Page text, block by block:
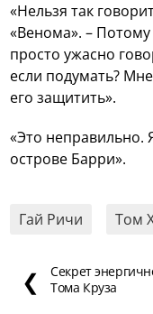
«Нельзя так
«Венома». –
просто ужасно
если подумать?
его защитить».
«Это неправильно.
острове Барри».
Гай Ричи Том
❮
Секрет
Тома Круза